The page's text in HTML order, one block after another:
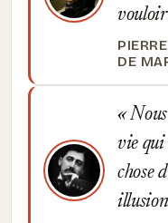
vouloir
DE
Nous
vie qui
chose